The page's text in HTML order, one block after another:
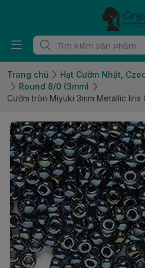
Trang chủ Hạt Cườm Nhật,
Round 8/0 (3mm)
Cườm tròn Miyuki 3mm Metallic Iiris